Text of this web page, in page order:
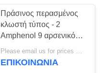
Πράσινος περασμένος
κλωστή τύπος - 2
Amphenol 9 αρσενικός
συνδετήρας
βουλωμάτων καρφιτσών
Please email us for prices MOQ:100 τεμ
ΕΠΙΚΟΙΝΩΝΊΑ